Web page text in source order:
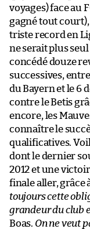
voyages) face au
gagné tout
triste record en
ne serait plus seul
concédé douze
successives,
du Bayern et le 6
contre le Betis
encore, les
connaître le
qualificatives.
dont le dernier
2012 et une
finale aller, grâce
toujours cette
grandeur du club
Boas. On ne veut